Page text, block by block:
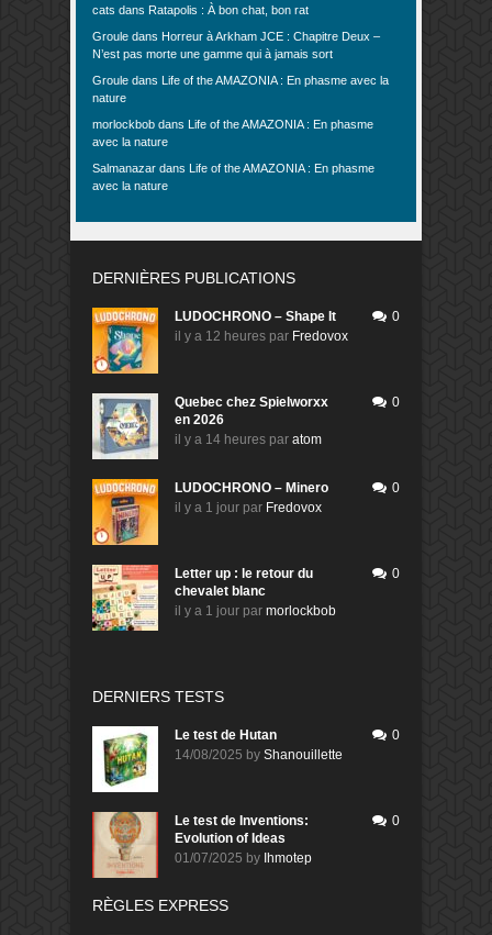
cats dans Ratapolis : À bon chat, bon rat
Groule dans Horreur à Arkham JCE : Chapitre Deux –
N’est pas morte une gamme qui à jamais sort
Groule dans Life of the AMAZONIA : En phasme avec la
nature
morlockbob dans Life of the AMAZONIA : En phasme
avec la nature
Salmanazar dans Life of the AMAZONIA : En phasme
avec la nature
DERNIÈRES PUBLICATIONS
LUDOCHRONO – Shape It
il y a 12 heures par Fredovox
0
Quebec chez Spielworxx
en 2026
il y a 14 heures par atom
0
LUDOCHRONO – Minero
il y a 1 jour par Fredovox
0
Letter up : le retour du
chevalet blanc
il y a 1 jour par morlockbob
0
DERNIERS TESTS
Le test de Hutan
14/08/2025 by Shanouillette
0
Le test de Inventions:
Evolution of Ideas
01/07/2025 by Ihmotep
0
RÈGLES EXPRESS